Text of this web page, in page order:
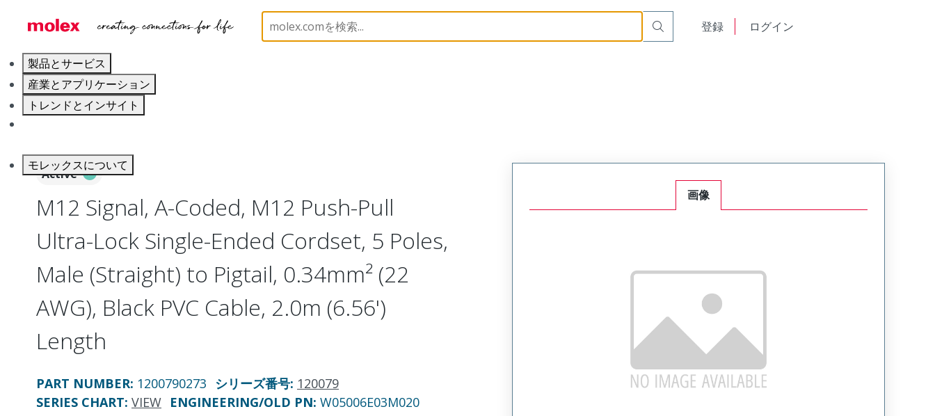
登録 ログイン
製品とサービス
産業とアプリケーション
トレンドとインサイト
モレックスについて
Industrial Cable Assemblies 120079 1200790273
Active
M12 Signal, A-Coded, M12 Push-Pull
Ultra-Lock Single-Ended Cordset, 5 Poles,
Male (Straight) to Pigtail, 0.34mm² (22
AWG), Black PVC Cable, 2.0m (6.56')
Length
PART NUMBER: 1200790273 シリーズ番号: 120079
SERIES CHART: VIEW ENGINEERING/OLD PN: W05006E03M020
画像